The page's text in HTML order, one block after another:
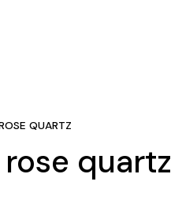
QUARTZ
quartz